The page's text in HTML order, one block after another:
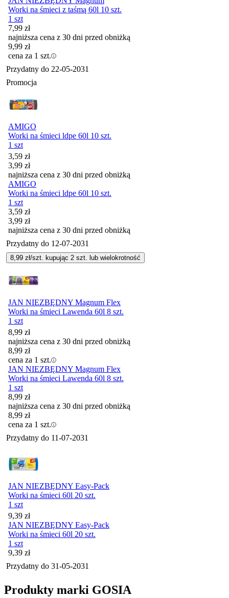
Worki na śmieci z taśmą 60l 10 szt.
1 szt
7,99 zł
najniższa cena z 30 dni przed obniżką
9,99 zł
cena za 1 szt.
Przydatny do 22-05-2031
Promocja
AMIGO
Worki na śmieci ldpe 60l 10 szt.
1 szt
Cena promocyjna
3,59 zł
3,99 zł
najniższa cena z 30 dni przed obniżką
AMIGO
Worki na śmieci ldpe 60l 10 szt.
1 szt
Cena promocyjna
3,59 zł
3,99 zł
najniższa cena z 30 dni przed obniżką
Przydatny do 12-07-2031
8,99 zł/szt. kupując 2 szt. lub wielokrotność
JAN NIEZBĘDNY Magnum Flex
Worki na śmieci Lawenda 60l 8 szt.
1 szt
8,99 zł
najniższa cena z 30 dni przed obniżką
8,99 zł
cena za 1 szt.
JAN NIEZBĘDNY Magnum Flex
Worki na śmieci Lawenda 60l 8 szt.
1 szt
8,99 zł
najniższa cena z 30 dni przed obniżką
8,99 zł
cena za 1 szt.
Przydatny do 11-07-2031
JAN NIEZBĘDNY Easy-Pack
Worki na śmieci 60l 20 szt.
1 szt
Cena
9,39 zł
JAN NIEZBĘDNY Easy-Pack
Worki na śmieci 60l 20 szt.
1 szt
Cena
9,39 zł
Przydatny do 31-05-2031
Produkty marki GOSIA